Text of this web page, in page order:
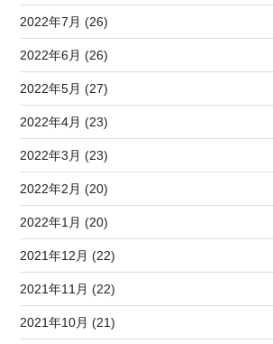
2022年7月 (26)
2022年6月 (26)
2022年5月 (27)
2022年4月 (23)
2022年3月 (23)
2022年2月 (20)
2022年1月 (20)
2021年12月 (22)
2021年11月 (22)
2021年10月 (21)